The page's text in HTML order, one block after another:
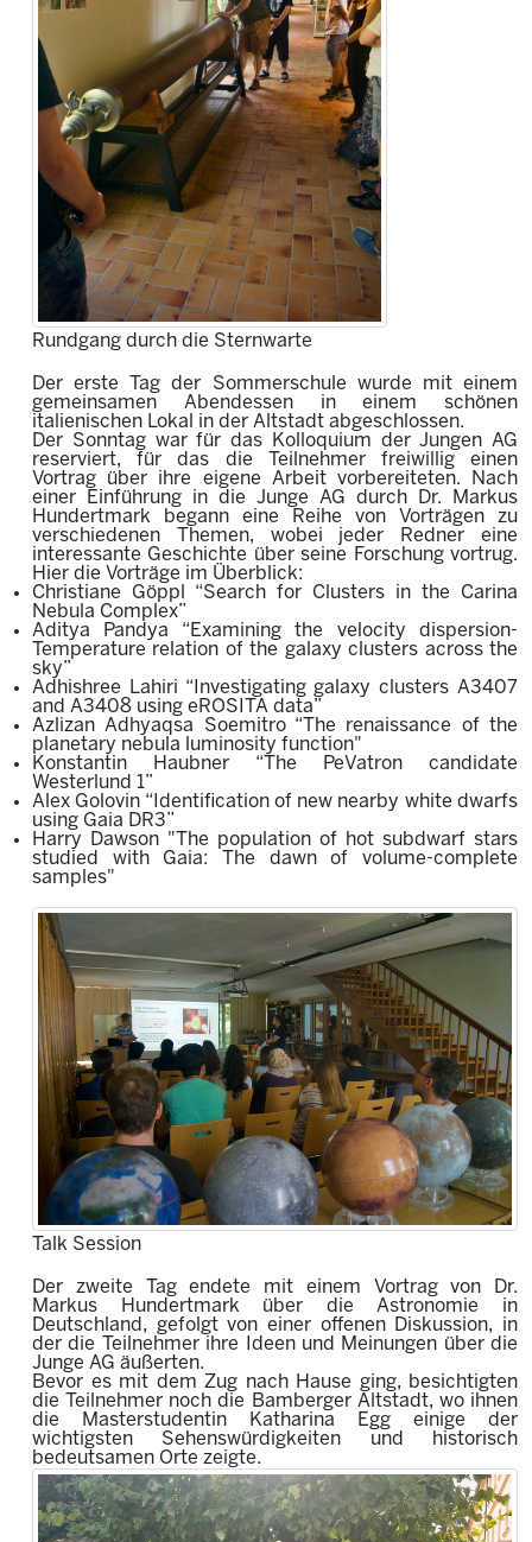
Rundgang durch die Sternwarte
Der erste Tag der Sommerschule wurde mit einem
gemeinsamen Abendessen in einem schönen
italienischen Lokal in der Altstadt abgeschlossen.
Der Sonntag war für das Kolloquium der Jungen AG
reserviert, für das die Teilnehmer freiwillig einen
Vortrag über ihre eigene Arbeit vorbereiteten. Nach
einer Einführung in die Junge AG durch Dr. Markus
Hundertmark begann eine Reihe von Vorträgen zu
verschiedenen Themen, wobei jeder Redner eine
interessante Geschichte über seine Forschung vortrug.
Hier die Vorträge im Überblick:
Christiane Göppl “Search for Clusters in the Carina
Nebula Complex”
Aditya Pandya “Examining the velocity dispersion-
Temperature relation of the galaxy clusters across the
sky”
Adhishree Lahiri “Investigating galaxy clusters A3407
and A3408 using eROSITA data”
Azlizan Adhyaqsa Soemitro “The renaissance of the
planetary nebula luminosity function"
Konstantin Haubner “The PeVatron candidate
Westerlund 1”
Alex Golovin “Identification of new nearby white dwarfs
using Gaia DR3”
Harry Dawson "The population of hot subdwarf stars
studied with Gaia: The dawn of volume-complete
samples"
Talk Session
Der zweite Tag endete mit einem Vortrag von Dr.
Markus Hundertmark über die Astronomie in
Deutschland, gefolgt von einer offenen Diskussion, in
der die Teilnehmer ihre Ideen und Meinungen über die
Junge AG äußerten.
Bevor es mit dem Zug nach Hause ging, besichtigten
die Teilnehmer noch die Bamberger Altstadt, wo ihnen
die Masterstudentin Katharina Egg einige der
wichtigsten Sehenswürdigkeiten und historisch
bedeutsamen Orte zeigte.